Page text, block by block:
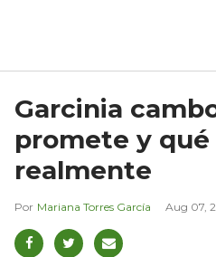
Garcinia
promete y qué
realmente
Mariana Torres García Aug 07,